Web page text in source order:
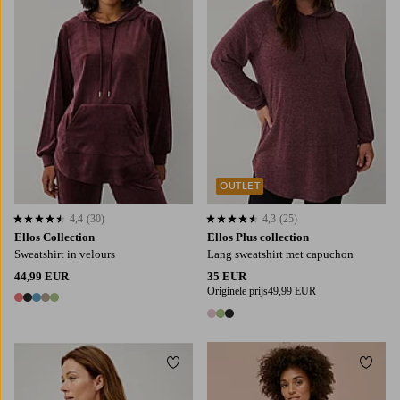
Ellos Collection
Sweatshirt in velours
44,99 EUR
5 kleuren
4,4 op basis van 30 beoordelingen
4,4 (30)
Ellos Plus collection
Lang sweatshirt met capuchon
35 EUR
Originele prijs49,99 EUR
3 kleuren
4,3 op basis van 25 beoordelingen
4,3 (25)
OUTLET
Toevoegen aan favorieten